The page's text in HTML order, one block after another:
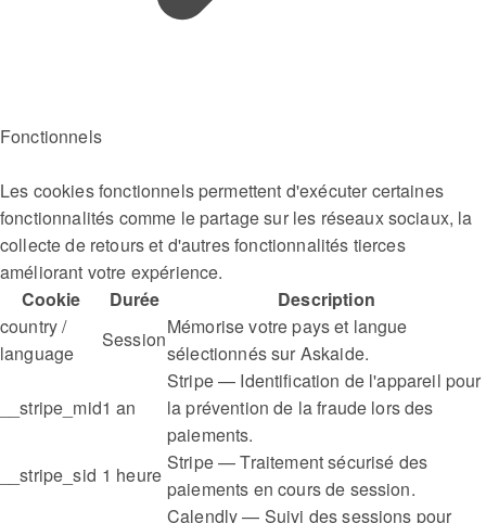
Fonctionnels
Les cookies fonctionnels permettent d'exécuter certaines
fonctionnalités comme le partage sur les réseaux sociaux, la
collecte de retours et d'autres fonctionnalités tierces
améliorant votre expérience.
Cookie
Durée
Description
country /
language
Session
Mémorise votre pays et langue
sélectionnés sur Askaide.
__stripe_mid1 an
Stripe — Identification de l'appareil pour
la prévention de la fraude lors des
paiements.
__stripe_sid 1 heure
Stripe — Traitement sécurisé des
paiements en cours de session.
Calendly — Suivi des sessions pour